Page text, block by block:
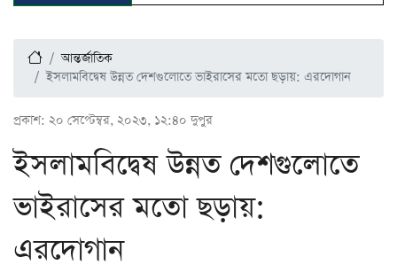
আন্তর্জাতিক
ইসলামবিদ্বেষ উন্নত দেশগুলোতে ভাইরাসের মতো ছড়ায়: এরদোগান
প্রকাশ: ২০ সেপ্টেম্বর, ২০২৩, ১২:৪০ দুপুর
ইসলামবিদ্বেষ উন্নত দেশগুলোতে
ভাইরাসের মতো ছড়ায়:
এরদোগান